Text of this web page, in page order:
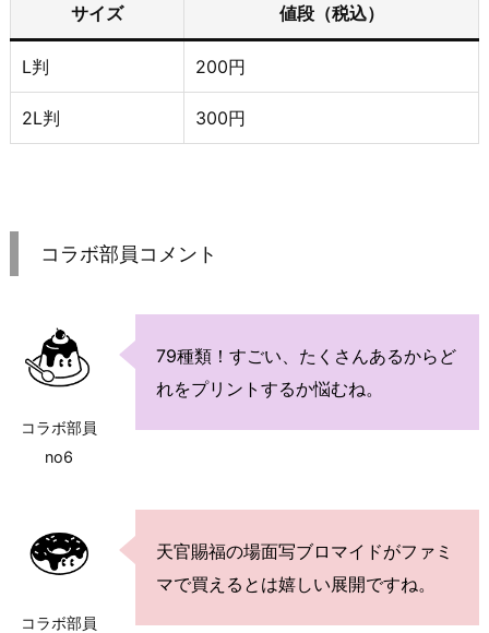
サイズ 値段（税込）
L判 200円
2L判 300円
コラボ部員コメント
コラボ部員
no6
79種類！すごい、たくさんあるからど
れをプリントするか悩むね。
コラボ部員
天官賜福の場面写ブロマイドがファミ
マで買えるとは嬉しい展開ですね。